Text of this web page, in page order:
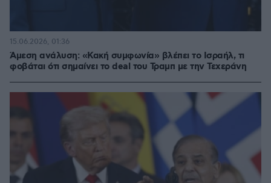
Άμεση ανάλυση: «Κακή συμφωνία» βλέπει το Ισραήλ, τι
φοβάται ότι σημαίνει το deal του Τραμπ με την Τεχεράνη
15.06.2026, 01:36